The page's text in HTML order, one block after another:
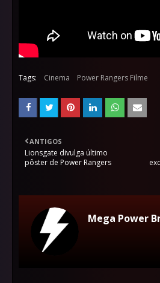
Tags: Cinema Power Rangers Filme
ANTIGOS
Lionsgate divulga último
pôster de Power Rangers
Mega Power